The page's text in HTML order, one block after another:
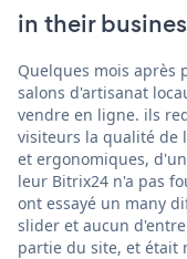
in their
Quelques mois après
salons d'artisanat
vendre en ligne. ils
visiteurs la qualité de
et ergonomiques,
leur Bitrix24 n'a pas
ont essayé un many
slider et aucun
partie du site, et était